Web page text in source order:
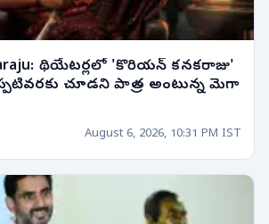
థియేటర్లలో 'కొరియన్ కనకరాజు'
చూడని పాత్ర అంటున్న మెగా
August 6, 2026, 10:31 PM IST